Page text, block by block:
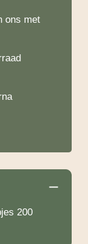
ons met
200